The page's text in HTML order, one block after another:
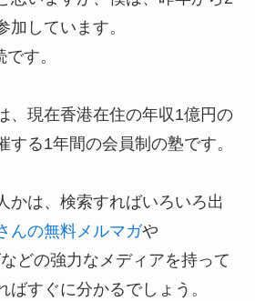
加しています。
す。
、現在香港在住の年収1億円の
する1年間の会員制の塾です。
かは、検索すればいろいろ出
んの無料メルマガや
どの強力なメディアを持って
ばすぐに分かるでしょう。